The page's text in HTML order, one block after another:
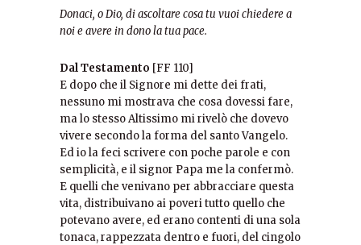
Donaci, o Dio, di ascoltare cosa tu vuoi chiedere a
noi e avere in dono la tua pace.
Dal Testamento [FF 110]
E dopo che il Signore mi dette dei frati,
nessuno mi mostrava che cosa dovessi fare,
ma lo stesso Altissimo mi rivelò che dovevo
vivere secondo la forma del santo Vangelo.
Ed io la feci scrivere con poche parole e con
semplicità, e il signor Papa me la confermò.
E quelli che venivano per abbracciare questa
vita, distribuivano ai poveri tutto quello che
potevano avere, ed erano contenti di una sola
tonaca, rappezzata dentro e fuori, del cingolo